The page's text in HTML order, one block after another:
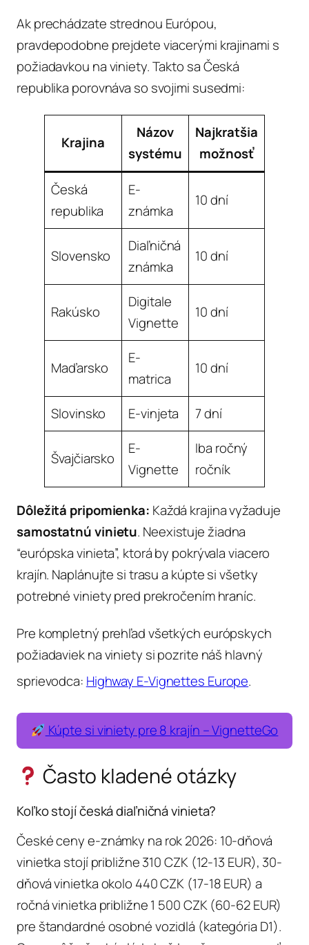
Ak prechádzate strednou Európou,
pravdepodobne prejdete viacerými krajinami s
požiadavkou na viniety. Takto sa Česká
republika porovnáva so svojimi susedmi:
Krajina
Názov
systému
Najkratšia
možnosť
Česká
republika
E-
známka
10 dní
Slovensko
Diaľničná
známka
10 dní
Rakúsko
Digitale
Vignette
10 dní
Maďarsko
E-
matrica
10 dní
Slovinsko E-vinjeta 7 dní
Švajčiarsko
E-
Vignette
Iba ročný
ročník
Dôležitá pripomienka: Každá krajina vyžaduje
samostatnú vinietu. Neexistuje žiadna
“európska vinieta”, ktorá by pokrývala viacero
krajín. Naplánujte si trasu a kúpte si všetky
potrebné viniety pred prekročením hraníc.
Pre kompletný prehľad všetkých európskych
požiadaviek na viniety si pozrite náš hlavný
sprievodca: Highway E-Vignettes Europe.
Kúpte si viniety pre 8 krajín – VignetteGo
Často kladené otázky
Koľko stojí česká diaľničná vinieta?
České ceny e-známky na rok 2026: 10-dňová
vinietka stojí približne 310 CZK (12-13 EUR), 30-
dňová vinietka okolo 440 CZK (17-18 EUR) a
ročná vinietka približne 1 500 CZK (60-62 EUR)
pre štandardné osobné vozidlá (kategória D1).